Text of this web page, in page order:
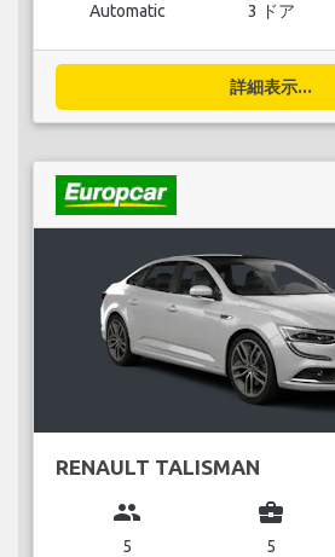
Automatic 3 ドア
詳細表示...
RENAULT TALISMAN
group
5
business_center
5